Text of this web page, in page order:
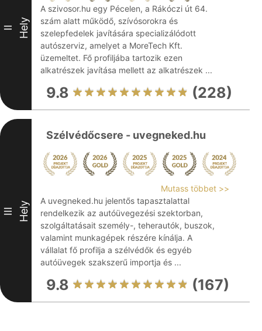
II Hely
A szivosor.hu egy Pécelen, a Rákóczi út 64.
szám alatt működő, szívósorokra és
szelepfedelek javítására specializálódott
autószerviz, amelyet a MoreTech Kft.
üzemeltet. Fő profiljába tartozik ezen
alkatrészek javítása mellett az alkatrészek ...
9.8 (228)
III Hely
Szélvédőcsere - uvegneked.hu
Mutass többet >>
A uvegneked.hu jelentős tapasztalattal
rendelkezik az autóüvegezési szektorban,
szolgáltatásait személy-, teherautók, buszok,
valamint munkagépek részére kínálja. A
vállalat fő profilja a szélvédők és egyéb
autóüvegek szakszerű importja és ...
9.8 (167)